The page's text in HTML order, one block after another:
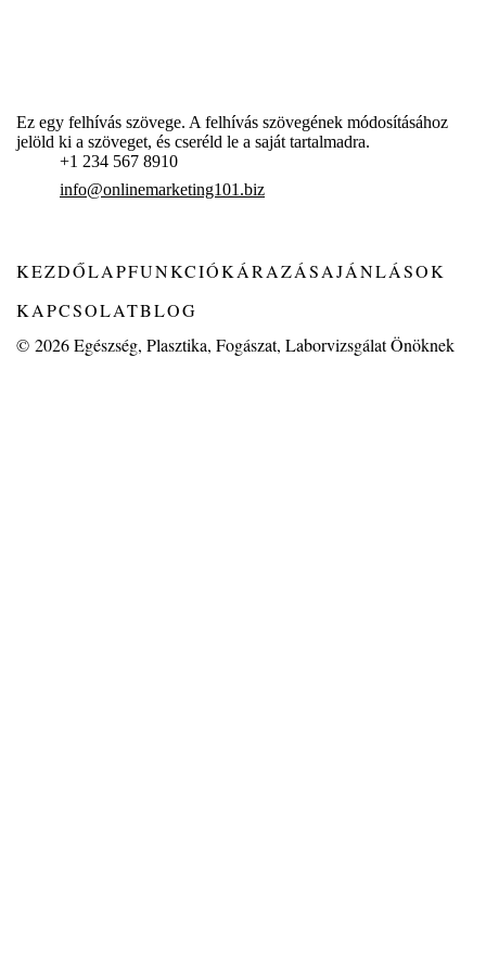
Ez egy felhívás szövege. A felhívás szövegének módosításához
jelöld ki a szöveget, és cseréld le a saját tartalmadra.
+1 234 567 8910
info@onlinemarketing101.biz
KEZDŐLAPFUNKCIÓKÁRAZÁSAJÁNLÁSOK
KAPCSOLATBLOG
© 2026Egészség, Plasztika, Fogászat, Laborvizsgálat Önöknek